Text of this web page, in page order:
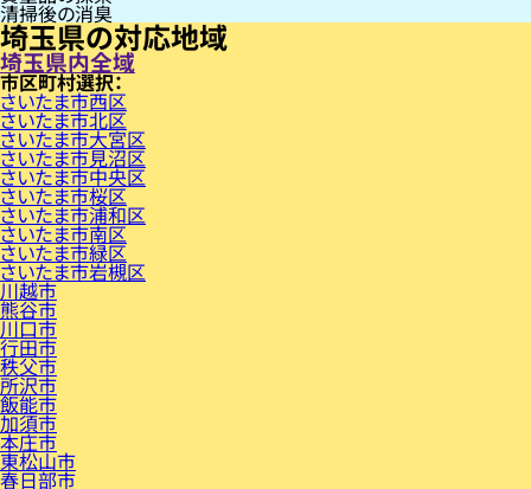
清掃後の消臭
埼玉県の対応地域
埼玉県内全域
市区町村
さいたま市西区
さいたま市北区
さいたま市大宮区
さいたま市見沼区
さいたま市中央区
さいたま市桜区
さいたま市浦和区
さいたま市南区
さいたま市緑区
さいたま市岩槻区
川越市
熊谷市
川口市
行田市
秩父市
所沢市
飯能市
加須市
本庄市
東松山市
春日部市